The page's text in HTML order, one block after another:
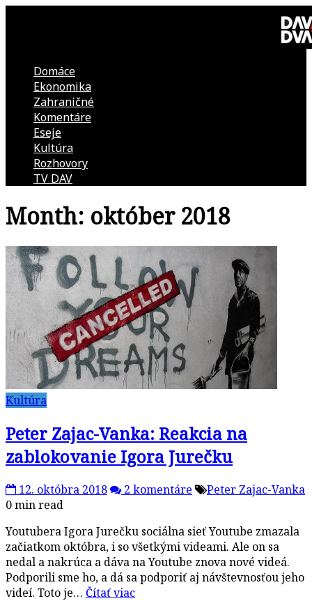
DAV
DVA
kultúrno-
politická
revue
Domáce
Ekonomika
Zahraničné
Komentáre
Eseje
Kultúra
Rozhovory
TV DAV
Month: október 2018
Kultúra
Peter Zajac-Vanka: Reakcia na
zablokovanie Igora Jurečku
12. októbra 2018 2 komentáre
Peter Zajac-Vanka
0 min read
Youtubera Igora Jurečku sociálna sieť Youtube zmazala
začiatkom októbra, i so všetkými videami. Ale on sa
nedal a nakrúca a dáva na Youtube znova nové videá.
Podporili sme ho, a dá sa podporiť aj návštevnosťou jeho
videí. Toto je… Čítať viac